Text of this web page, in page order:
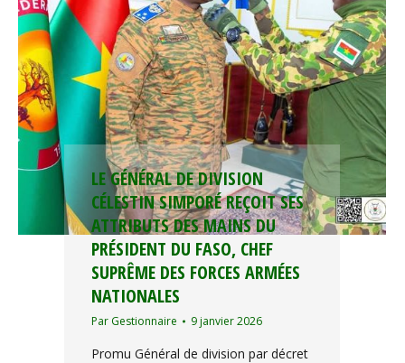
LE GÉNÉRAL DE DIVISION
CÉLESTIN SIMPORÉ REÇOIT SES
ATTRIBUTS DES MAINS DU
PRÉSIDENT DU FASO, CHEF
SUPRÊME DES FORCES ARMÉES
NATIONALES
Par Gestionnaire 9 janvier 2026
Promu Général de division par décret